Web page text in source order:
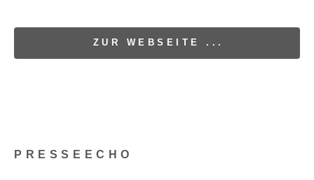
ZUR WEBSEITE ...
PRESSEECHO